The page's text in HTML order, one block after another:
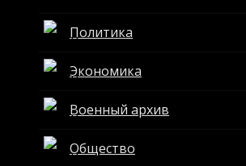
Политика
Экономика
Военный архив
Общество